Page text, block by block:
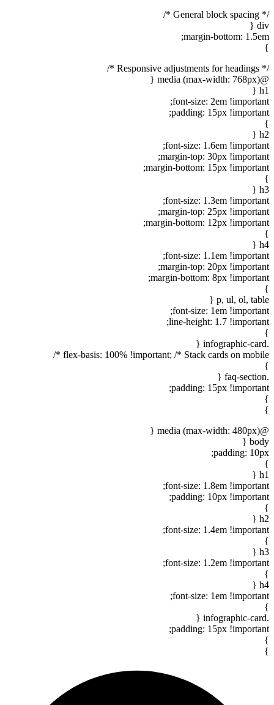
/* General block spacing */
div {
margin-bottom: 1.5em;
}
/* Responsive adjustments for headings */
@media (max-width: 768px) {
h1 {
font-size: 2em !important;
padding: 15px !important;
}
h2 {
font-size: 1.6em !important;
margin-top: 30px !important;
margin-bottom: 15px !important;
}
h3 {
font-size: 1.3em !important;
margin-top: 25px !important;
margin-bottom: 12px !important;
}
h4 {
font-size: 1.1em !important;
margin-top: 20px !important;
margin-bottom: 8px !important;
}
p, ul, ol, table {
font-size: 1em !important;
line-height: 1.7 !important;
}
.infographic-card {
flex-basis: 100% !important; /* Stack cards on mobile */
}
.faq-section {
padding: 15px !important;
}
}
@media (max-width: 480px) {
body {
padding: 10px;
}
h1 {
font-size: 1.8em !important;
padding: 10px !important;
}
h2 {
font-size: 1.4em !important;
}
h3 {
font-size: 1.2em !important;
}
h4 {
font-size: 1em !important;
}
.infographic-card {
padding: 15px !important;
}
}